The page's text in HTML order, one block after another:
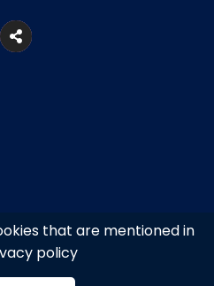
that are mentioned in
policy